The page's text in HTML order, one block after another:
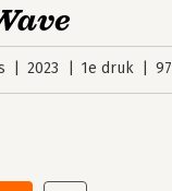
2023 1e druk